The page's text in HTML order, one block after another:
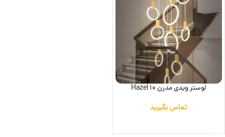
لوستر ویدی مدرن Hazel 10
تماس بگیرید